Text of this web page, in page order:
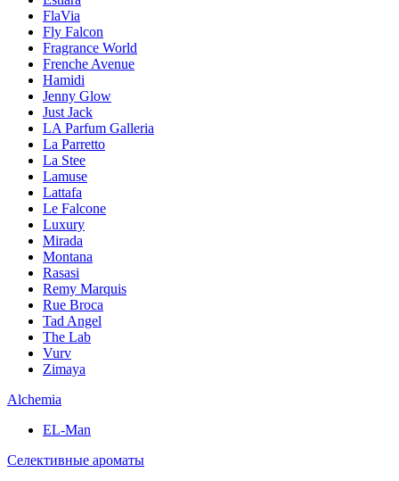
FlaVia
Fly Falcon
Fragrance World
Frenche Avenue
Hamidi
Jenny Glow
Just Jack
LA Parfum Galleria
La Parretto
La Stee
Lamuse
Lattafa
Le Falcone
Luxury
Mirada
Montana
Rasasi
Remy Marquis
Rue Broca
Tad Angel
The Lab
Vurv
Zimaya
Alchemia
EL-Man
Селективные ароматы